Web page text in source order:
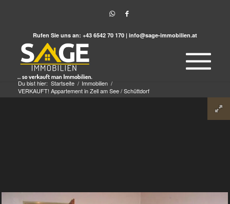
Rufen Sie uns an: +43 6542 70 170 | info@sage-immobilien.at
Du bist hier: Startseite / Immobilien /
VERKAUFT! Appartement in Zell am See / Schüttdorf